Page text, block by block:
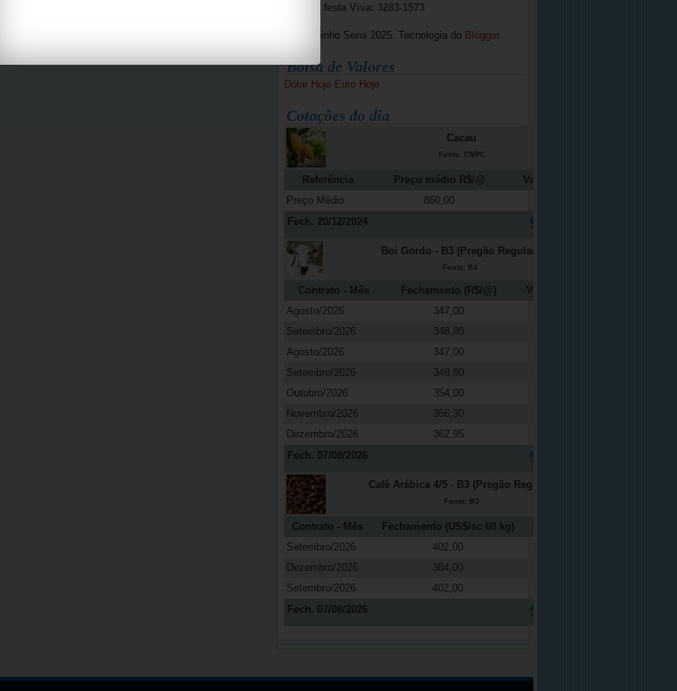
Espaço festa Viva: 3283-1573
Jabinho Sena 2025. Tecnologia do Blogger.
Bolsa de Valores
Dólar Hoje Euro Hoje
Cotações do dia
Cacau
Fonte: CNPC
Referência Preço médio R$/@
Variação (%)
Preço Médio
860,00
Fech. 20/12/2024
Boi Gordo - B3 (Pregão Regular)
Fonte: B3
Contrato - Mês Fechamento (R$/@)
Variação (%)
Agosto/2026
347,00
Setembro/2026
348,80
Agosto/2026
347,00
Setembro/2026
348,80
Outubro/2026
354,00
Novembro/2026
356,30
Dezembro/2026
362,95
Fech. 07/08/2026
Café Arábica 4/5 - B3 (Pregão Regular)
Fonte: B3
Contrato - Mês Fechamento (US$/sc 60 kg)
Setembro/2026
402,00
Dezembro/2026
384,00
Setembro/2026
402,00
Fech. 07/08/2026